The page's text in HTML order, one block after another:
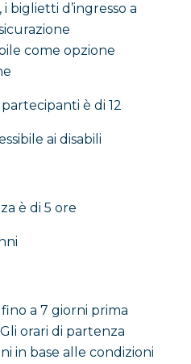
biglietti d’ingresso a
come opzione
è di 12
ai disabili
è di 5 ore
a 7 giorni prima
orari di partenza
in base alle condizioni